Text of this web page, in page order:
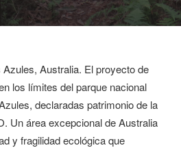
Australia. El proyecto de
los límites del parque nacional
declaradas patrimonio de la
Un área excepcional de Australia
y fragilidad ecológica que